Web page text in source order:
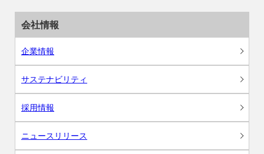
会社情報
企業情報
サステナビリティ
採用情報
ニュースリリース